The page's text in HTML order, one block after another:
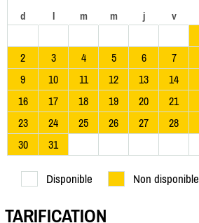
d l m m j v
2
3 4 5 6 7
9
10 11 12 13 14
16
17 18 19 20 21
23
24 25 26 27 28
30
31
Disponible Non disponible
TARIFICATION